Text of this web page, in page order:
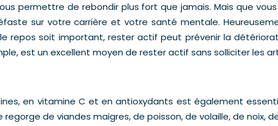
permettre de rebondir plus fort que jamais. Mais que
sur votre carrière et votre santé mentale.
repos soit important, rester actif peut prévenir la
est un excellent moyen de rester actif sans solliciter les
en vitamine C et en antioxydants est également
de viandes maigres, de poisson, de volaille, de noix,